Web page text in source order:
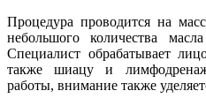
Процедура проводится на
небольшого количества
Специалист обрабатывает
также шиацу и
работы, внимание также